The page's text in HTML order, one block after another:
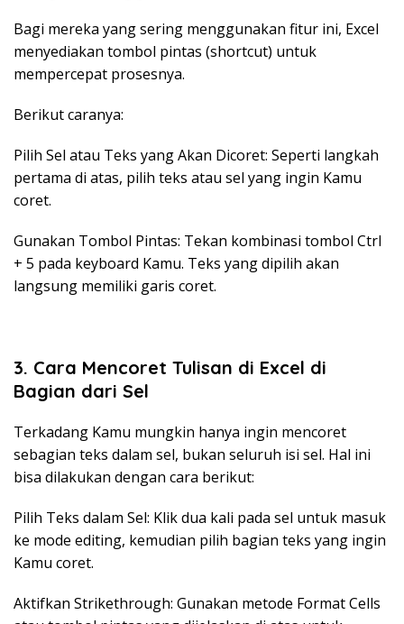
Bagi mereka yang sering menggunakan fitur ini, Excel
menyediakan tombol pintas (shortcut) untuk
mempercepat prosesnya.
Berikut caranya:
Pilih Sel atau Teks yang Akan Dicoret: Seperti langkah
pertama di atas, pilih teks atau sel yang ingin Kamu
coret.
Gunakan Tombol Pintas: Tekan kombinasi tombol Ctrl
+ 5 pada keyboard Kamu. Teks yang dipilih akan
langsung memiliki garis coret.
3. Cara Mencoret Tulisan di Excel di
Bagian dari Sel
Terkadang Kamu mungkin hanya ingin mencoret
sebagian teks dalam sel, bukan seluruh isi sel. Hal ini
bisa dilakukan dengan cara berikut:
Pilih Teks dalam Sel: Klik dua kali pada sel untuk masuk
ke mode editing, kemudian pilih bagian teks yang ingin
Kamu coret.
Aktifkan Strikethrough: Gunakan metode Format Cells